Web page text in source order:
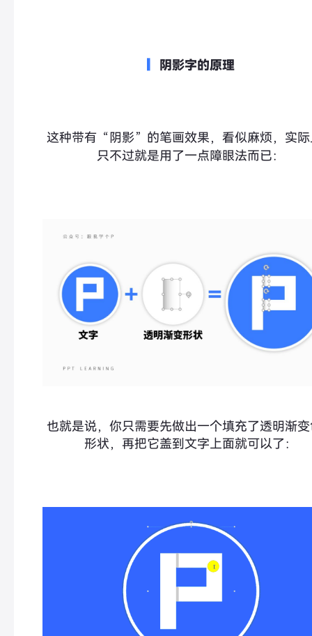
阴影字的原理
这种带有“阴影”的笔画效果，看似麻烦，实
只不过就是用了一点障眼法而已：
也就是说，你只需要先做出一个填充了透明渐
形状，再把它盖到文字上面就可以了：